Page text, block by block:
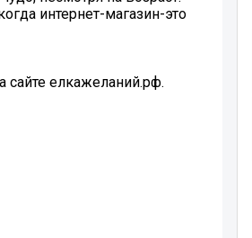
интернет-магазин-это
елкажеланий.рф.